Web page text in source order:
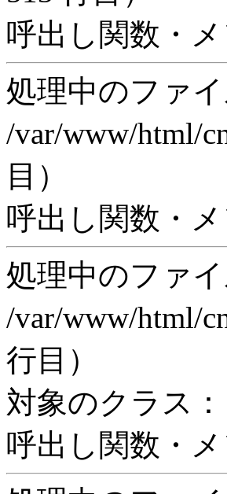
呼出し関数・
処理中のファイ
/var/www/html/
目）
呼出し関数・メ
処理中のファイ
/var/www/html/
行目）
対象のクラス：
呼出し関数・